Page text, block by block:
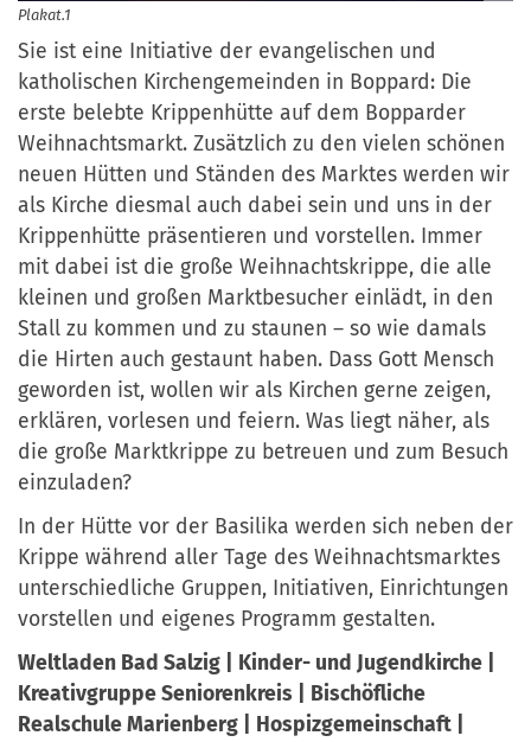
Plakat.1
Sie ist eine Initiative der evangelischen und
katholischen Kirchengemeinden in Boppard: Die
erste belebte Krippenhütte auf dem Bopparder
Weihnachtsmarkt. Zusätzlich zu den vielen schönen
neuen Hütten und Ständen des Marktes werden wir
als Kirche diesmal auch dabei sein und uns in der
Krippenhütte präsentieren und vorstellen. Immer
mit dabei ist die große Weihnachtskrippe, die alle
kleinen und großen Marktbesucher einlädt, in den
Stall zu kommen und zu staunen – so wie damals
die Hirten auch gestaunt haben. Dass Gott Mensch
geworden ist, wollen wir als Kirchen gerne zeigen,
erklären, vorlesen und feiern. Was liegt näher, als
die große Marktkrippe zu betreuen und zum Besuch
einzuladen?
In der Hütte vor der Basilika werden sich neben der
Krippe während aller Tage des Weihnachtsmarktes
unterschiedliche Gruppen, Initiativen, Einrichtungen
vorstellen und eigenes Programm gestalten.
Weltladen Bad Salzig | Kinder- und Jugendkirche |
Kreativgruppe Seniorenkreis | Bischöfliche
Realschule Marienberg | Hospizgemeinschaft |